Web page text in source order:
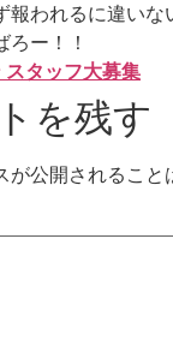
報われるに違いな
ろー！！
タッフ大募集
を残す
が公開されること